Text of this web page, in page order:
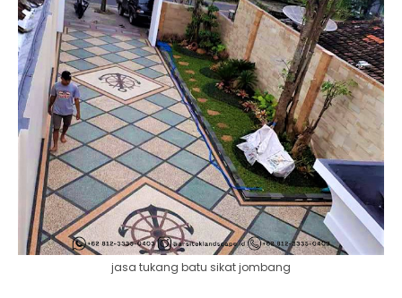
jasa tukang batu sikat jombang